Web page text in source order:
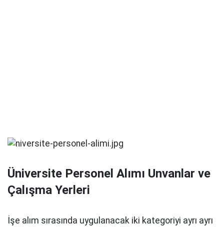
Üniversite Personel Alımı Unvanlar ve
Çalışma Yerleri
İşe alım sırasında uygulanacak iki kategoriyi ayrı ayrı